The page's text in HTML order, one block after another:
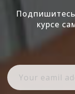
курсе